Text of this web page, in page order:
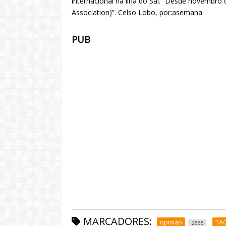
Association)”. Celso Lobo, por:asemana
PUB
MARCADORES: opinião 2565